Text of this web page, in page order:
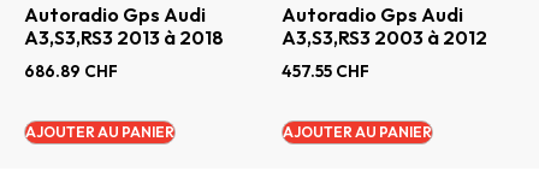
Autoradio Gps Audi
A3,S3,RS3 2013 à 2018
686.89 CHF
AJOUTER AU PANIER
Autoradio Gps Audi
A3,S3,RS3 2003 à 2012
457.55 CHF
AJOUTER AU PANIER